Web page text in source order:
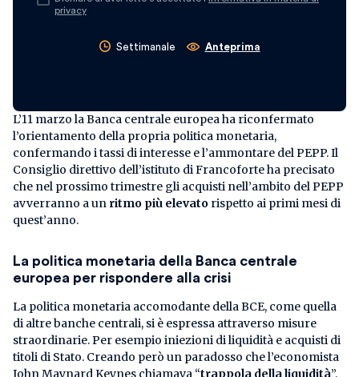
privacy
Settimanale Anteprima
L’11 marzo la Banca centrale europea ha riconfermato
l’orientamento della propria politica monetaria,
confermando i tassi di interesse e l’ammontare del PEPP. Il
Consiglio direttivo dell’istituto di Francoforte ha precisato
che nel prossimo trimestre gli acquisti nell’ambito del PEPP
avverranno a un ritmo più elevato rispetto ai primi mesi di
quest’anno.
La politica monetaria della Banca centrale
europea per rispondere alla crisi
La politica monetaria accomodante della BCE, come quella
di altre banche centrali, si è espressa attraverso misure
straordinarie. Per esempio iniezioni di liquidità e acquisti di
titoli di Stato. Creando però un paradosso che l’economista
John Maynard Keynes chiamava “trappola della liquidità”.